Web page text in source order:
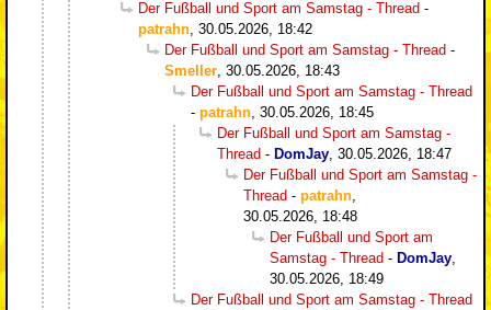
Der Fußball und Sport am Samstag - Thread -
patrahn 30.05.2026, 18:42
Der Fußball und Sport am Samstag - Thread -
Smeller 30.05.2026, 18:43
Der Fußball und Sport am Samstag - Thread
- patrahn 30.05.2026, 18:45
Der Fußball und Sport am Samstag -
Thread - DomJay 30.05.2026, 18:47
Der Fußball und Sport am Samstag -
Thread - patrahn
30.05.2026, 18:48
Der Fußball und Sport am
Samstag - Thread - DomJay
30.05.2026, 18:49
Der Fußball und Sport am Samstag - Thread